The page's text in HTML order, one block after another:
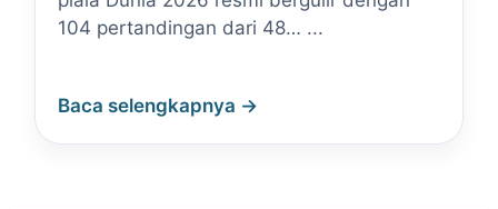
104 pertandingan dari 48… ...
Baca selengkapnya →